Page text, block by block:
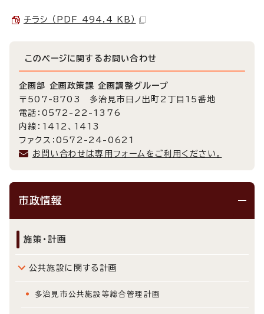
チラシ （PDF 494.4 KB）
このページに関する お問い合わせ
企画部 企画政策課 企画調整グループ
〒507-8703 多治見市日ノ出町2丁目15番地
電話：0572-22-1376
内線：1412、1413
ファクス：0572-24-0621
お問い合わせは専用フォームをご利用ください。
市政情報
施策・計画
公共施設に関する計画
多治見市公共施設等総合管理計画